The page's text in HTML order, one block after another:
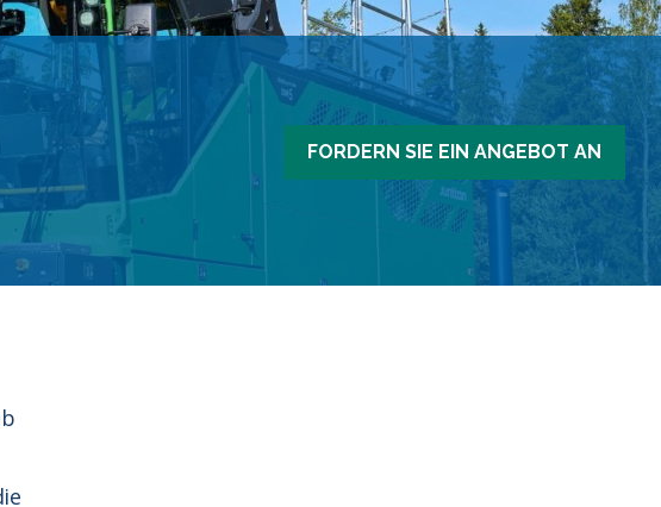
FORDERN SIE EIN ANGEBOT AN